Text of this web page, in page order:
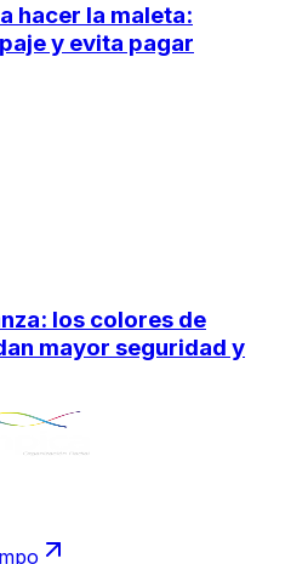
hacer la maleta:
y evita pagar
los colores de
mayor seguridad y